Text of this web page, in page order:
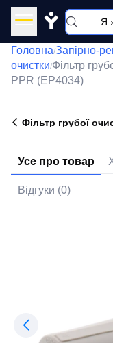
Y
Головна/Запірно-
очистки/Фільтр
PPR (EP4034)
Фільтр грубої
Усе про товар
Відгуки (0)